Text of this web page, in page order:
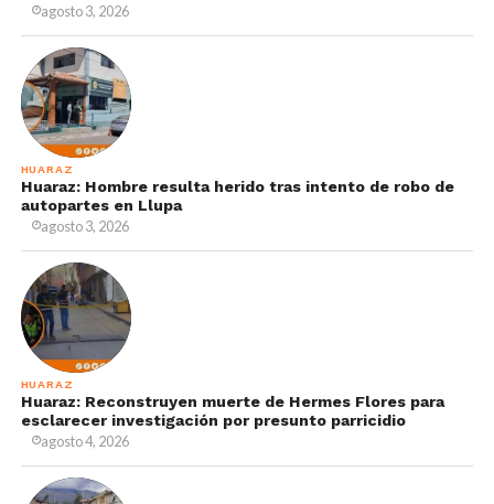
agosto 3, 2026
HUARAZ
Huaraz: Hombre resulta herido tras intento de robo de
autopartes en Llupa
agosto 3, 2026
HUARAZ
Huaraz: Reconstruyen muerte de Hermes Flores para
esclarecer investigación por presunto parricidio
agosto 4, 2026